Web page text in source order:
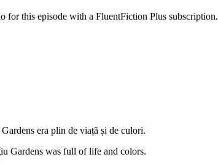
for this episode with a FluentFiction Plus subscription.
era plin de viață și de culori.
Gardens was full of life and colors.